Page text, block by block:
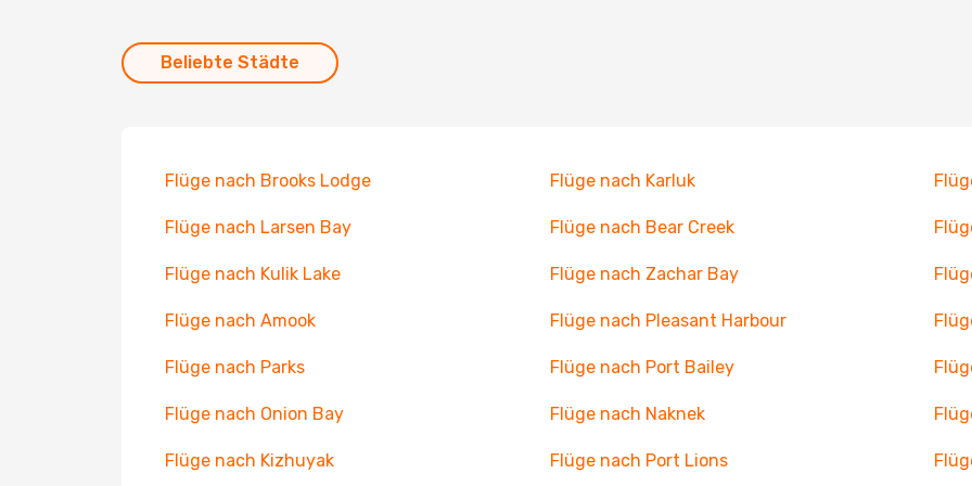
Beliebte Städte
Flüge nach Brooks Lodge Flüge nach Karluk
Flüge nach Larsen Bay Flüge nach Bear Creek
Flüge nach Kulik Lake Flüge nach Zachar Bay
Flüge nach Amook Flüge nach Pleasant Harbour
Flüge nach Parks Flüge nach Port Bailey
Flüge nach Onion Bay Flüge nach Naknek
Flüge nach Kizhuyak Flüge nach Port Lions